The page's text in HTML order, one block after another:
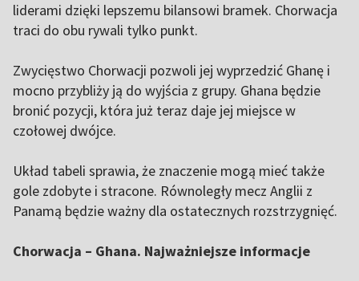
liderami dzięki lepszemu bilansowi bramek. Chorwacja
traci do obu rywali tylko punkt.
Zwycięstwo Chorwacji pozwoli jej wyprzedzić Ghanę i
mocno przybliży ją do wyjścia z grupy. Ghana będzie
bronić pozycji, która już teraz daje jej miejsce w
czołowej dwójce.
Układ tabeli sprawia, że znaczenie mogą mieć także
gole zdobyte i stracone. Równoległy mecz Anglii z
Panamą będzie ważny dla ostatecznych rozstrzygnięć.
Chorwacja – Ghana. Najważniejsze informacje